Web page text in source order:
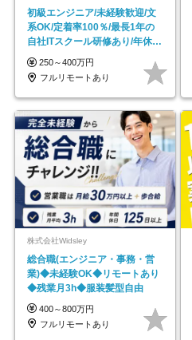
初級エンジニア/未経験歓迎/文
系OK/定着率100％/最長1年の
自社ITスクール研修あり/年休
130日
250～400万円
フルリモートあり
株式会社Widsley
総合職(エンジニア・事務・営
業)◆未経験OK◆リモートあり
◆残業月3h◆服装髪型自由
400～800万円
フルリモートあり